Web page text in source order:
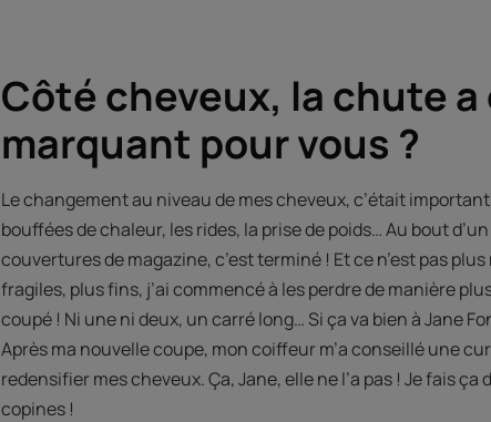
Côté cheveux, la chute
marquant pour vous ?
Le changement au niveau de mes cheveux, c’était
bouffées de chaleur, les rides, la prise de poids… Au bout
couvertures de magazine, c’est terminé ! Et ce n’est pas
fragiles, plus fins, j’ai commencé à les perdre de manière
coupé ! Ni une ni deux, un carré long… Si ça va bien à Jane
Après ma nouvelle coupe, mon coiffeur m’a conseillé une
redensifier mes cheveux. Ça, Jane, elle ne l’a pas ! Je fais
copines !